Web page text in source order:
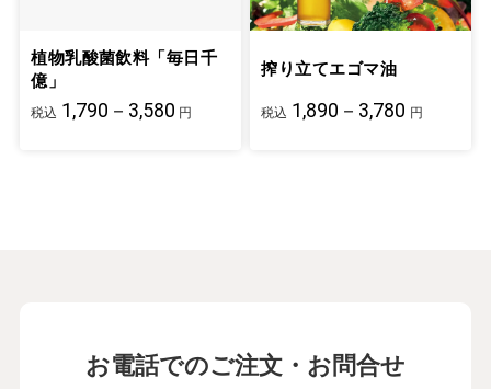
植物乳酸菌飲料「毎日千
億」
税込 1,790－3,580 円
搾り立てエゴマ油
税込 1,890－3,780 円
お電話でのご注文・お問合せ